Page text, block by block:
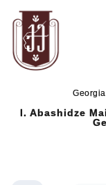
I. Abashidze